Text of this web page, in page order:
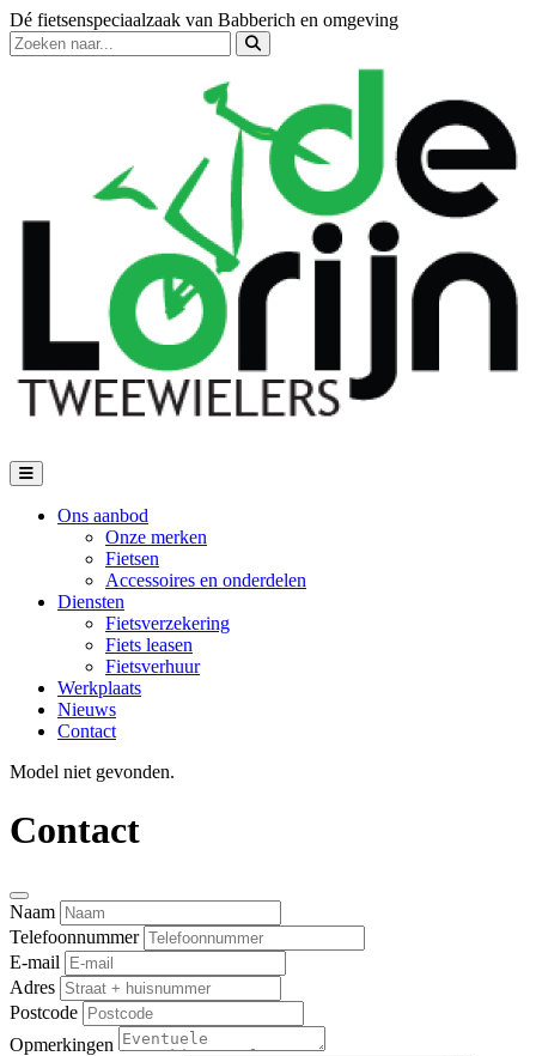
Dé fietsenspeciaalzaak van Babberich en omgeving
Ons aanbod
Onze merken
Fietsen
Accessoires en onderdelen
Diensten
Fietsverzekering
Fiets leasen
Fietsverhuur
Werkplaats
Nieuws
Contact
Model niet gevonden.
Contact
Naam
Telefoonnummer
E-mail
Adres
Postcode
Opmerkingen